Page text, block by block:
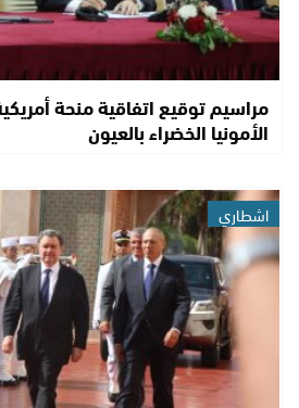
مراسيم توقيع اتفاقية منحة
الأمونيا الخضراء بالعيون
اشطاري